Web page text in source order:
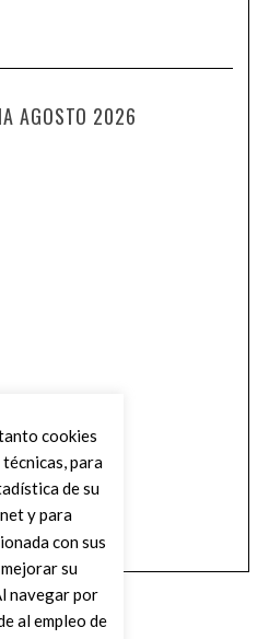
AGOSTO 2026
cookies
para
de su
y para
con sus
su
navegar por
al empleo de